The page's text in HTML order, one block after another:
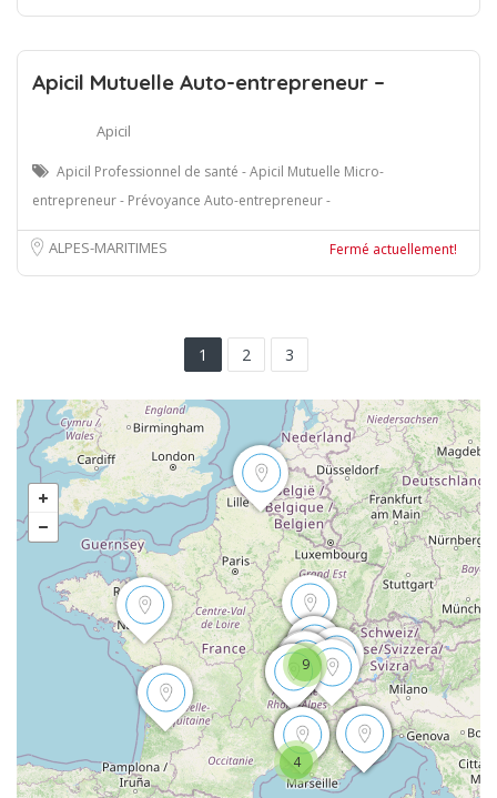
Apicil Mutuelle Auto-entrepreneur –
Apicil
Apicil Professionnel de santé - Apicil Mutuelle Micro-
entrepreneur - Prévoyance Auto-entrepreneur -
ALPES-MARITIMES Fermé actuellement!
1 2 3
4
9